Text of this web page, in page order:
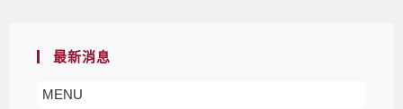
最新消息
MENU